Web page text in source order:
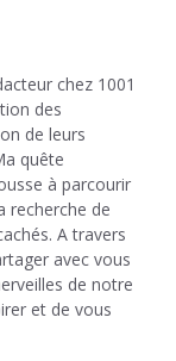
chez 1001
des
de leurs
quête
à parcourir
recherche de
A travers
avec vous
de notre
et de vous